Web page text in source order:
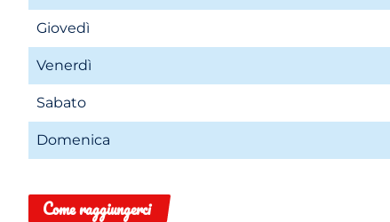
Giovedì
Venerdì
Sabato
Domenica
Come raggiungerci